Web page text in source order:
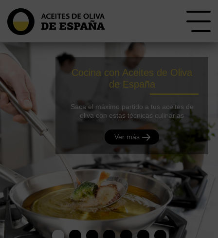
Cocina con Aceites de Oliva
de España
Saca el máximo partido a tus aceites de
oliva con estas técnicas culinarias
Ver más